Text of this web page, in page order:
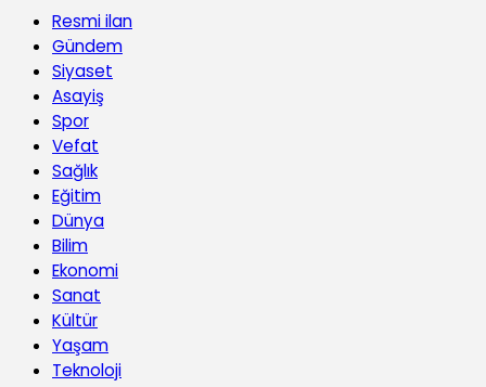
Resmi ilan
Gündem
Siyaset
Asayiş
Spor
Vefat
Sağlık
Eğitim
Dünya
Bilim
Ekonomi
Sanat
Kültür
Yaşam
Teknoloji